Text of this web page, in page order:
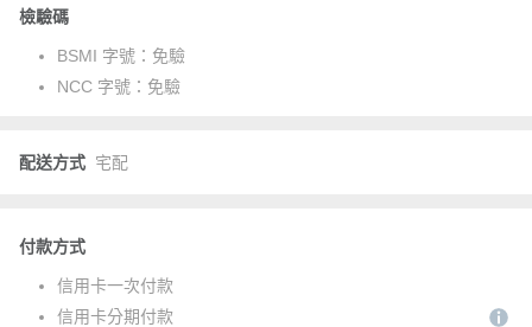
檢驗碼
BSMI 字號： 免驗
NCC 字號： 免驗
配送方式 宅配
付款方式
信用卡一次付款
信用卡分期付款